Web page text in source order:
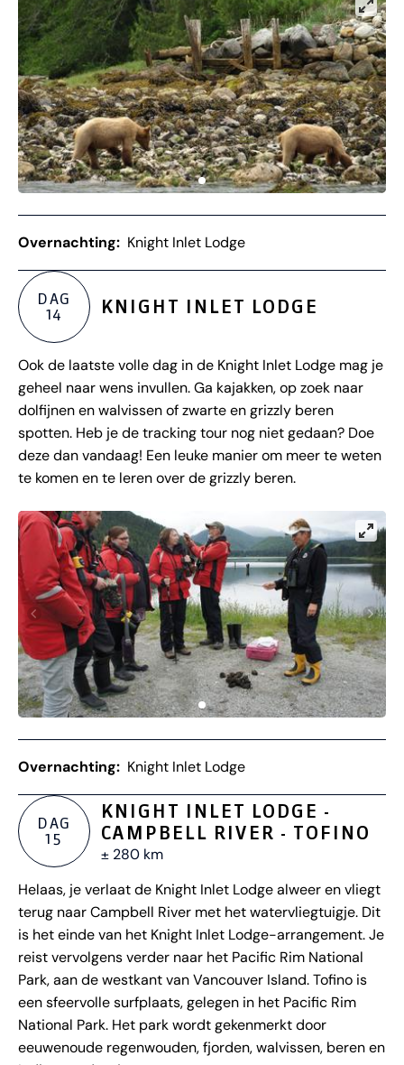
Overnachting: Knight Inlet Lodge
DAG
14
KNIGHT INLET LODGE
Ook de laatste volle dag in de Knight Inlet Lodge mag je
geheel naar wens invullen. Ga kajakken, op zoek naar
dolfijnen en walvissen of zwarte en grizzly beren
spotten. Heb je de tracking tour nog niet gedaan? Doe
deze dan vandaag! Een leuke manier om meer te weten
te komen en te leren over de grizzly beren.
Overnachting: Knight Inlet Lodge
DAG
15
KNIGHT INLET LODGE -
CAMPBELL RIVER - TOFINO
± 280 km
Helaas, je verlaat de Knight Inlet Lodge alweer en vliegt
terug naar Campbell River met het watervliegtuigje. Dit
is het einde van het Knight Inlet Lodge-arrangement. Je
reist vervolgens verder naar het Pacific Rim National
Park, aan de westkant van Vancouver Island. Tofino is
een sfeervolle surfplaats, gelegen in het Pacific Rim
National Park. Het park wordt gekenmerkt door
eeuwenoude regenwouden, fjorden, walvissen, beren en